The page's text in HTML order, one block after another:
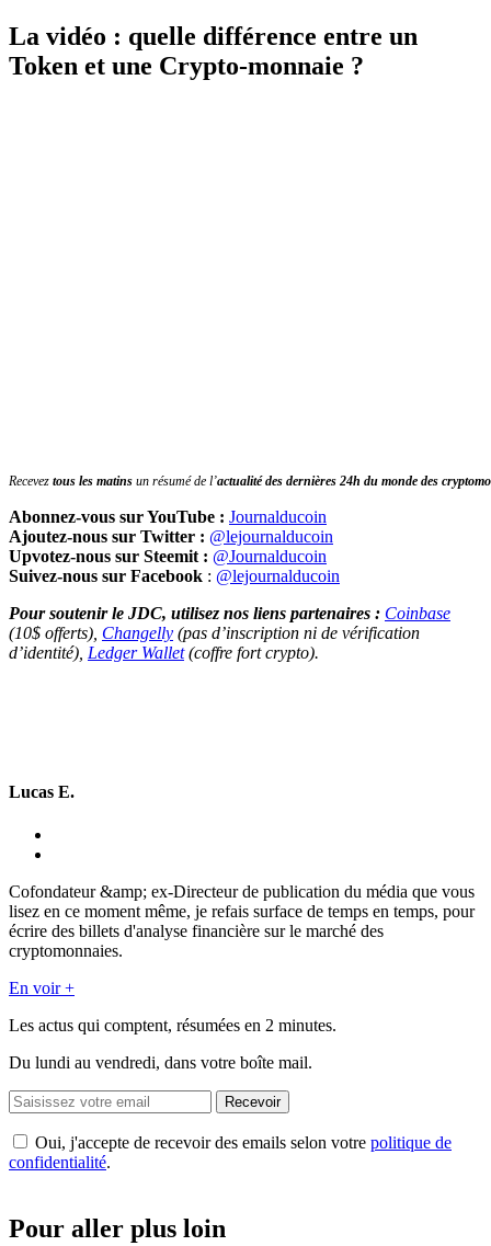
La vidéo : quelle différence entre un
Token et une Crypto-monnaie ?
Recevez tous les matins un résumé de l’actualité des dernières 24h du monde des
Abonnez-vous sur YouTube : Journalducoin
Ajoutez-nous sur Twitter : @lejournalducoin
Upvotez-nous sur Steemit : @Journalducoin
Suivez-nous sur Facebook : @lejournalducoin
Pour soutenir le JDC, utilisez nos liens partenaires : Coinbase
(10$ offerts), Changelly (pas d’inscription ni de vérification
d’identité), Ledger Wallet(coffre fort crypto).
Lucas E.
Cofondateur &amp; ex-Directeur de publication du média que vous
lisez en ce moment même, je refais surface de temps en temps, pour
écrire des billets d'analyse financière sur le marché des
cryptomonnaies.
En voir +
Les actus qui comptent, résumées en 2 minutes.
Du lundi au vendredi, dans votre boîte mail.
Recevoir
Oui, j'accepte de recevoir des emails selon votre politique de
confidentialité.
Pour aller plus loin